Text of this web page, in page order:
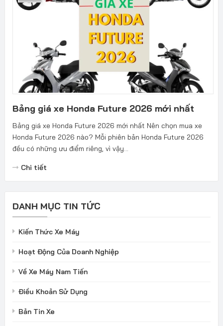
Bảng giá xe Honda Future 2026 mới nhất
Bảng giá xe Honda Future 2026 mới nhất Nên chọn mua xe
Honda Future 2026 nào? Mỗi phiên bản Honda Future 2026
đều có những ưu điểm riêng, vì vậy...
Chi tiết
DANH MỤC TIN TỨC
Kiến Thức Xe Máy
Hoạt Động Của Doanh Nghiệp
Về Xe Máy Nam Tiến
Điều Khoản Sử Dụng
Bản Tin Xe